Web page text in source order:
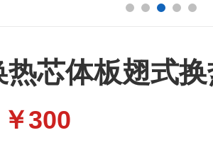
热芯体板翅式
￥300